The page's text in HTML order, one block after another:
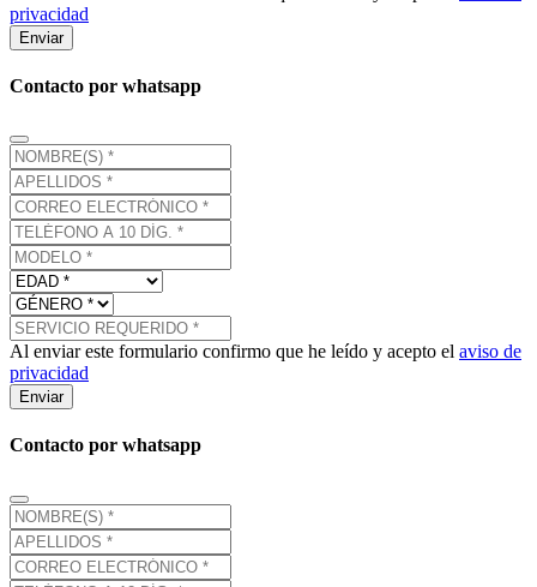
privacidad
Enviar
Contacto por whatsapp
Al enviar este formulario confirmo que he leído y acepto el aviso de
privacidad
Enviar
Contacto por whatsapp